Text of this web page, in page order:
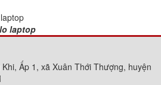
laptop
Ấp 1, xã Xuân Thới Thượng, huyện